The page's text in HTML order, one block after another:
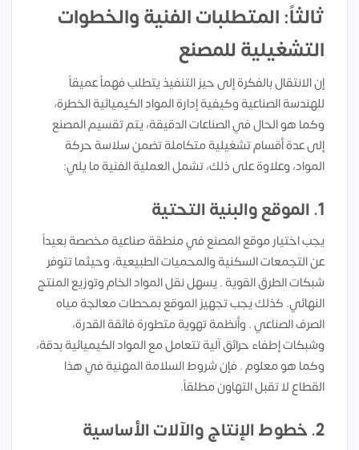
ثالثاً: المتطلبات الفنية والخطوات
التشغيلية للمصنع
إن الانتقال بالفكرة إلى حيز التنفيذ يتطلب فهماً عميقاً
للهندسة الصناعية وكيفية إدارة المواد الكيميائية الخطرة،
وكما هو الحال في الصناعات الدقيقة، يتم تقسيم المصنع
إلى عدة أقسام تشغيلية متكاملة تضمن سلاسة حركة
المواد، وعلاوة على ذلك، تشمل العملية الفنية ما يلي:
1. الموقع والبنية التحتية
يجب اختيار موقع المصنع في منطقة صناعية مخصصة بعيداً
عن التجمعات السكنية والمحميات الطبيعية، وحيثما تتوفر
شبكات الطرق القوية . يسهل نقل المواد الخام وتوزيع المنتج
النهائي. كذلك يجب تجهيز الموقع بمحطات معالجة مياه
الصرف الصناعي . وأنظمة تهوية متطورة فائقة القدرة،
وشبكات إطفاء حرائق آلية تتعامل مع المواد الكيميائية بدقة،
وكما هو معلوم . فإن شروط السلامة المهنية في هذا
القطاع لا تقبل التهاون مطلقاً.
2. خطوط الإنتاج والآلات الأساسية